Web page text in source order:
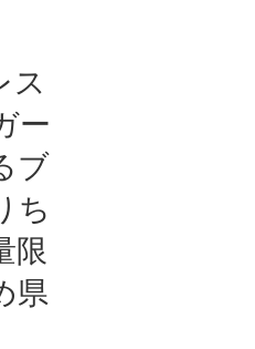
ス
ー
ブ
ち
限
県